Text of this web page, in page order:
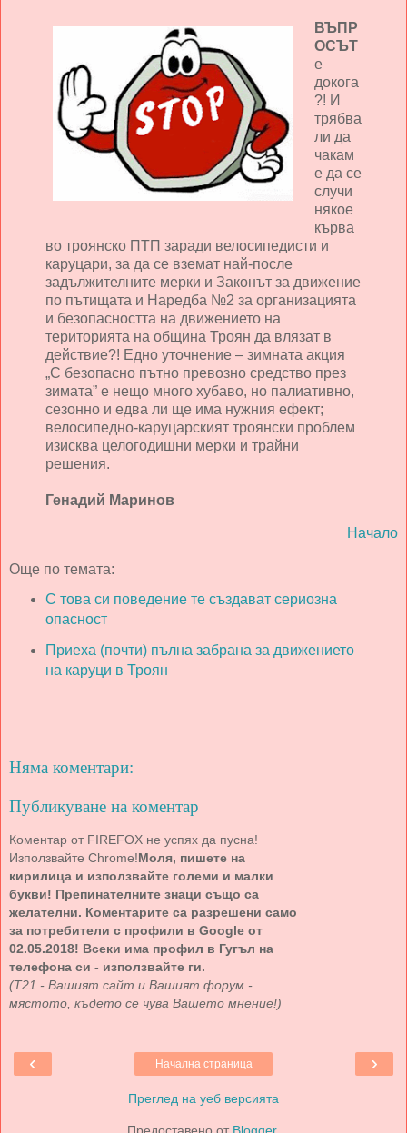
ВЪПР
ОСЪТ
е
докога
?! И
трябва
ли да
чакам
е да се
случи
някое
кърва
во троянско ПТП заради велосипедисти и
каруцари, за да се вземат най-после
задължителните мерки и Законът за движение
по пътищата и Наредба №2 за организацията
и безопасността на движението на
територията на община Троян да влязат в
действие?! Едно уточнение – зимната акция
„С безопасно пътно превозно средство през
зимата” е нещо много хубаво, но палиативно,
сезонно и едва ли ще има нужния ефект;
велосипедно-каруцарският троянски проблем
изисква целогодишни мерки и трайни
решения.
Генадий Маринов
Начало
Още по темата:
С това си поведение те създават сериозна
опасност
Приеха (почти) пълна забрана за движението
на каруци в Троян
Няма коментари:
Публикуване на коментар
Коментар от FIREFOX не успях да пусна!
Използвайте Chrome!Моля, пишете на
кирилица и използвайте големи и малки
букви! Препинателните знаци също са
желателни. Коментарите са разрешени само
за потребители с профили в Google от
02.05.2018! Всеки има профил в Гугъл на
телефона си - използвайте ги.
(Т21 - Вашият сайт и Вашият форум -
мястото, където се чува Вашето мнение!)
‹ ›
Начална страница
Преглед на уеб версията